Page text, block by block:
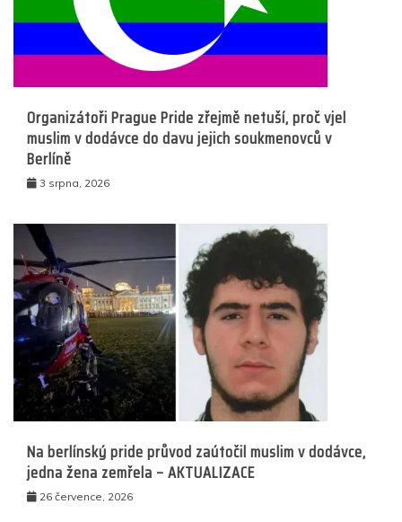
Organizátoři Prague Pride zřejmě netuší, proč vjel
muslim v dodávce do davu jejich soukmenovců v
Berlíně
3 srpna, 2026
Na berlínský pride průvod zaútočil muslim v dodávce,
jedna žena zemřela – AKTUALIZACE
26 července, 2026